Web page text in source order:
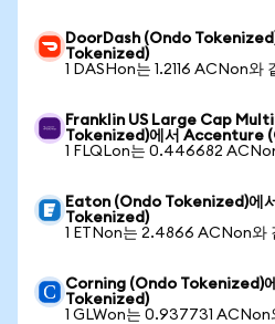
DoorDash (Ondo
Tokenized)
1 DASHon는 1.2116 ACNon와
Franklin US Large Cap
Tokenized)에서 Accenture
1 FLQLon는 0.446682
Eaton (Ondo Tokenized)에
Tokenized)
1 ETNon는 2.4866 ACNon와
Corning (Ondo Tokenized)
Tokenized)
1 GLWon는 0.937731 ACNon